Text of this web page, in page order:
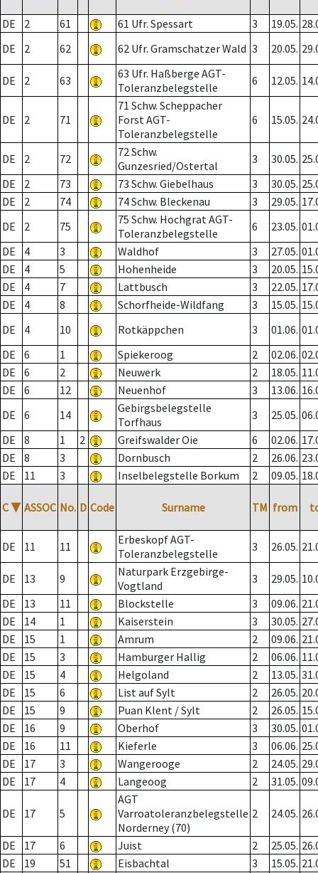
DE 2 61 61 Ufr. Spessart 3 19.05.
DE
2 62 62 Ufr. Gramschatzer Wald 3 20.05.
DE 2 63
63 Ufr. Haßberge AGT-
Toleranzbelegstelle
6 12.05.
DE 2 71
71 Schw. Scheppacher
Forst AGT-
Toleranzbelegstelle
6 15.05.
DE 2 72
72 Schw.
Gunzesried/Ostertal
3 30.05.
DE
2 73 73 Schw. Giebelhaus 3 30.05.
DE
2 74 74 Schw. Bleckenau 3 29.05.
DE
2 75
75 Schw. Hochgrat AGT-
Toleranzbelegstelle
6 23.05.
DE
4 3 Waldhof 3 27.05.
DE
4 5 Hohenheide 3 20.05.
DE
4 7 Lattbusch 3 22.05.
DE
4 8 Schorfheide-Wildfang 3 15.05.
DE
4 10 Rotkäppchen 3 01.06.
DE
6 1 Spiekeroog 2 02.06.
DE
6 2 Neuwerk 2 18.05.
DE
6 12 Neuenhof 3 13.06.
DE
6 14
Gebirgsbelegstelle
Torfhaus
3 25.05.
DE
8 1 2 Greifswalder Oie 6 02.06.
DE
8 3 Dornbusch 2 26.06.
DE
11 3 Inselbelegstelle Borkum 2 09.05.
C ▼ ASSOC No. D Code Surname TM from
DE 11 11
Erbeskopf AGT-
Toleranzbelegstelle
3 26.05.
DE 13 9
Naturpark Erzgebirge-
Vogtland
3 29.05.
DE
13 11 Blockstelle 3 09.06.
DE
14 1 Kaiserstein 3 30.05.
DE
15 1 Amrum 2 09.06.
DE
15 3 Hamburger Hallig 2 06.06.
DE
15 4 Helgoland 2 13.05.
DE
15 6 List auf Sylt 2 26.05.
DE
15 9 Puan Klent / Sylt 2 26.05.
DE
16 9 Oberhof 3 30.05.
DE
16 11 Kieferle 3 06.06.
DE
17 3 Wangerooge 2 24.05.
DE
17 4 Langeoog 2 31.05.
DE 17 5
AGT
Varroatoleranzbelegstelle
Norderney (70)
2 24.05.
DE 17 6 Juist 2 25.05.
DE
19 51 Eisbachtal 3 15.05.